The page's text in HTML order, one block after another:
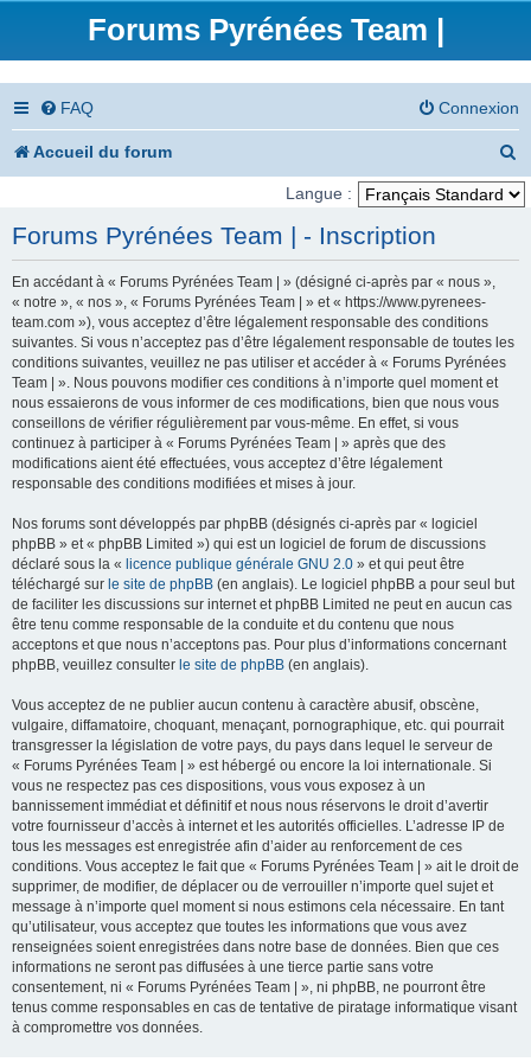
Forums Pyrénées Team |
FAQ Connexion
Accueil du forum
e
h
Langue :
Forums Pyrénées Team | - Inscription
En accédant à « Forums Pyrénées Team | » (désigné ci-après par « nous »,
« notre », « nos », « Forums Pyrénées Team | » et « https://www.pyrenees-
team.com »), vous acceptez d’être légalement responsable des conditions
suivantes. Si vous n’acceptez pas d’être légalement responsable de toutes les
conditions suivantes, veuillez ne pas utiliser et accéder à « Forums Pyrénées
Team | ». Nous pouvons modifier ces conditions à n’importe quel moment et
nous essaierons de vous informer de ces modifications, bien que nous vous
conseillons de vérifier régulièrement par vous-même. En effet, si vous
continuez à participer à « Forums Pyrénées Team | » après que des
modifications aient été effectuées, vous acceptez d’être légalement
responsable des conditions modifiées et mises à jour.
Nos forums sont développés par phpBB (désignés ci-après par « logiciel
phpBB » et « phpBB Limited ») qui est un logiciel de forum de discussions
déclaré sous la « licence publique générale GNU 2.0 » et qui peut être
téléchargé sur le site de phpBB (en anglais). Le logiciel phpBB a pour seul but
de faciliter les discussions sur internet et phpBB Limited ne peut en aucun cas
être tenu comme responsable de la conduite et du contenu que nous
acceptons et que nous n’acceptons pas. Pour plus d’informations concernant
phpBB, veuillez consulter le site de phpBB (en anglais).
Vous acceptez de ne publier aucun contenu à caractère abusif, obscène,
vulgaire, diffamatoire, choquant, menaçant, pornographique, etc. qui pourrait
transgresser la législation de votre pays, du pays dans lequel le serveur de
« Forums Pyrénées Team | » est hébergé ou encore la loi internationale. Si
vous ne respectez pas ces dispositions, vous vous exposez à un
bannissement immédiat et définitif et nous nous réservons le droit d’avertir
votre fournisseur d’accès à internet et les autorités officielles. L’adresse IP de
tous les messages est enregistrée afin d’aider au renforcement de ces
conditions. Vous acceptez le fait que « Forums Pyrénées Team | » ait le droit de
supprimer, de modifier, de déplacer ou de verrouiller n’importe quel sujet et
message à n’importe quel moment si nous estimons cela nécessaire. En tant
qu’utilisateur, vous acceptez que toutes les informations que vous avez
renseignées soient enregistrées dans notre base de données. Bien que ces
informations ne seront pas diffusées à une tierce partie sans votre
consentement, ni « Forums Pyrénées Team | », ni phpBB, ne pourront être
tenus comme responsables en cas de tentative de piratage informatique visant
à compromettre vos données.